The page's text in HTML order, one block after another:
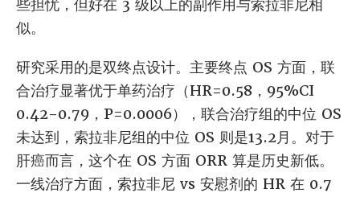
些担忧，但好在 3 级以上的副作用与索拉非尼相
似。
研究采用的是双终点设计。主要终点 OS 方面，联
合治疗显著优于单药治疗（HR=0.58，95%CI
0.42-0.79，P=0.0006），联合治疗组的中位 OS
未达到，索拉非尼组的中位 OS 则是13.2月。对于
肝癌而言，这个在 OS 方面 ORR 算是历史新低。
一线治疗方面，索拉非尼 vs 安慰剂的 HR 在 0.7